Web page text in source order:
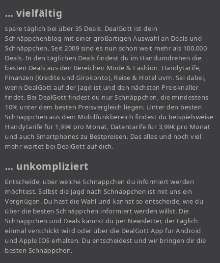
… vielfältig
spare täglich bei über 35 Deals. DealGott ist dein
Schnäppchenblog mit einer großartigen Auswahl an Deals und
Schnäppchen. Seit 2009 sind es nun schon weit mehr als 100.000
Deals. In den täglichen Deals findest du im Handumdrehen die
besten Deals aus den Bereichen Mode & Fashion, Handytarife,
Finanzen (Kredite und Girokonto), Reise & Hotel uvm. Sei dabei,
wenn DealGott auf der Jagd ist und den nächsten Preisknaller
findet. Bei DealGott findest du nur Schnäppchen, die mindestens
10% unter dem besten Preisvergleich liegen. Unter den besten
Schnäppchen aus dem Mobilfunkbereich findest du beispielsweise
Handytarife für 1,99€ pro Monat, Datentarife für 3,99€ pro Monat
und auch Smartphones zu Bestpreisen. Das alles und noch viel
mehr wartet bei DealGott auf dich.
… unkompliziert
Entscheide, über welche Schnäppchen du informiert werden
möchtest. Selbst die Jagd nach Schnäppchen ist mit uns ein
Vergnügen. Du hast die Wahl und kannst so entscheide, wie du
über die besten Schnäppchen informiert werden willst. Die
Schnäppchen und Deals kannst du per Newsletter, der täglich
einmal verschickt wird oder über die DealGott App für Android
und Apple IOS erhalten. Du entscheidest und wir bringen dir die
besten Schnäppchen.